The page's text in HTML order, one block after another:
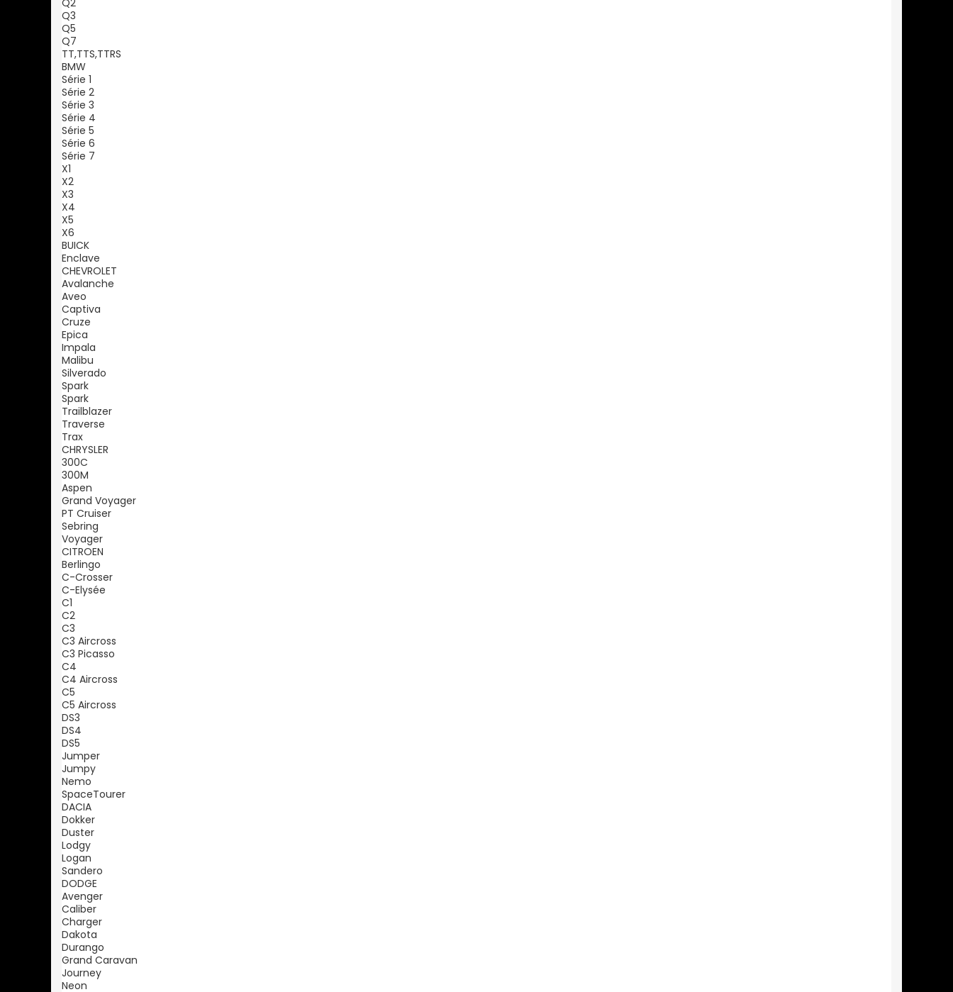
Q2
Q3
Q5
Q7
TT,TTS,TTRS
BMW
Série 1
Série 2
Série 3
Série 4
Série 5
Série 6
Série 7
X1
X2
X3
X4
X5
X6
BUICK
Enclave
CHEVROLET
Avalanche
Aveo
Captiva
Cruze
Epica
Impala
Malibu
Silverado
Spark
Spark
Trailblazer
Traverse
Trax
CHRYSLER
300C
300M
Aspen
Grand Voyager
PT Cruiser
Sebring
Voyager
CITROEN
Berlingo
C-Crosser
C-Elysée
C1
C2
C3
C3 Aircross
C3 Picasso
C4
C4 Aircross
C5
C5 Aircross
DS3
DS4
DS5
Jumper
Jumpy
Nemo
SpaceTourer
DACIA
Dokker
Duster
Lodgy
Logan
Sandero
DODGE
Avenger
Caliber
Charger
Dakota
Durango
Grand Caravan
Journey
Neon